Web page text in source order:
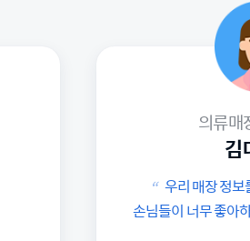
의류매
김
“ 우리 매장 정
손님들이 너무 좋아
회원
사이다
영업점을 통